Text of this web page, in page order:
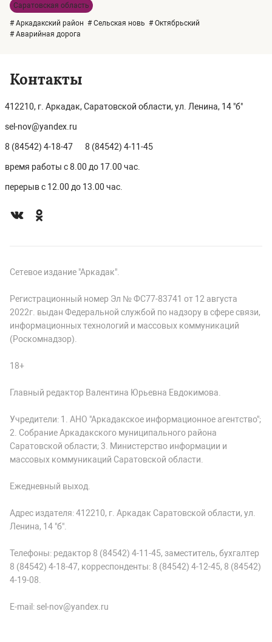
Саратовская область
# Аркадакский район # Сельская новь # Октябрьский
# Аварийная дорога
Контакты
412210, г. Аркадак, Саратовской области, ул. Ленина, 14 "б"
sel-nov@yandex.ru
8 (84542) 4-18-47 8 (84542) 4-11-45
время работы с 8.00 до 17.00 час.
перерыв с 12.00 до 13.00 час.
Сетевое издание "Аркадак".
Регистрационный номер Эл № ФС77-83741 от 12 августа
2022г. выдан Федеральной службой по надзору в сфере связи,
информационных технологий и массовых коммуникаций
(Роскомнадзор).
18+
Главный редактор Валентина Юрьевна Евдокимова.
Учредители: 1. АНО "Аркадакское информационное агентство";
2. Собрание Аркадакского муниципального района
Саратовской области; 3. Министерство информации и
массовых коммуникаций Саратовской области.
Ежедневный выход.
Адрес издателя: 412210, г. Аркадак Саратовской области, ул.
Ленина, 14 "б".
Телефоны: редактор 8 (84542) 4-11-45, заместитель, бухгалтер
8 (84542) 4-18-47, корреспонденты: 8 (84542) 4-12-45, 8 (84542)
4-19-08.
E-mail: sel-nov@yandex.ru